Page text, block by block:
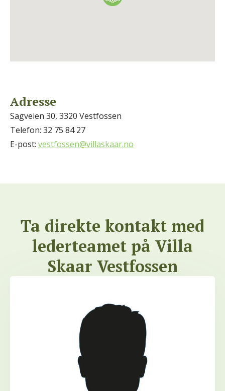
Adresse
Sagveien 30, 3320 Vestfossen
Telefon: 32 75 84 27
E-post: vestfossen@villaskaar.no
Ta direkte kontakt med
lederteamet på Villa
Skaar Vestfossen